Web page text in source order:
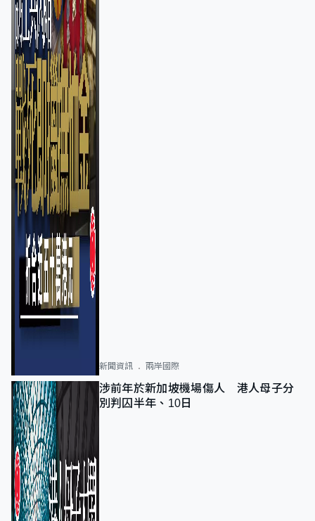
新聞資訊 兩岸國際
涉前年於新加坡機場傷人 港人母子分
別判囚半年、10日